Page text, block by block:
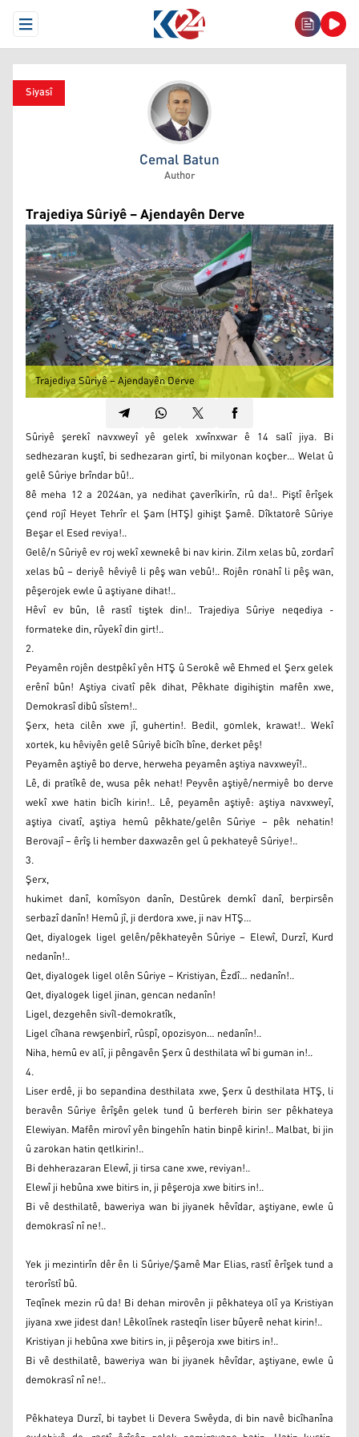
Open Menu
Siyasî
Cemal Batun
Cemal Batun
Author
Trajediya Sûriyê – Ajendayên Derve
Trajediya Sûriyê – Ajendayên Derve
Sûriyê şerekî navxweyî yê gelek xwînxwar ê 14 salî jiya. Bi
sedhezaran kuştî, bi sedhezaran girtî, bi milyonan koçber… Welat û
gelê Sûriye brîndar bû!..
8ê meha 12 a 2024an, ya nedihat çaverîkirîn, rû da!.. Piştî êrîşek
çend rojî Heyet Tehrîr el Şam (HTŞ) gihişt Şamê. Dîktatorê Sûriye
Beşar el Esed reviya!..
Gelê/n Sûriyê ev roj wekî xewnekê bi nav kirin. Zilm xelas bû, zordarî
xelas bû – deriyê hêviyê li pêş wan vebû!.. Rojên ronahî li pêş wan,
pêşerojek ewle û aştiyane dihat!..
Hêvî ev bûn, lê rastî tiştek din!.. Trajediya Sûriye neqediya -
formateke din, rûyekî din girt!..
2.
Peyamên rojên destpêkî yên HTŞ û Serokê wê Ehmed el Şerx gelek
erênî bûn! Aştiya civatî pêk dihat, Pêkhate digihiştin mafên xwe,
Demokrasî dibû sîstem!..
Şerx, heta cilên xwe jî, guhertin!. Bedil, gomlek, krawat!.. Wekî
xortek, ku hêviyên gelê Sûriyê bicîh bîne, derket pêş!
Peyamên aştiyê bo derve, herweha peyamên aştiya navxweyî!..
Lê, di pratîkê de, wusa pêk nehat! Peyvên aştiyê/nermiyê bo derve
wekî xwe hatin bicîh kirin!.. Lê, peyamên aştiyê: aştiya navxweyî,
aştiya civatî, aştiya hemû pêkhate/gelên Sûriye – pêk nehatin!
Berovajî – êrîş li hember daxwazên gel û pekhateyê Sûriye!..
3.
Şerx,
hukimet danî, komîsyon danîn, Destûrek demkî danî, berpirsên
serbazî danîn! Hemû jî, ji derdora xwe, ji nav HTŞ…
Qet, diyalogek ligel gelên/pêkhateyên Sûriye – Elewî, Durzî, Kurd
nedanîn!..
Qet, diyalogek ligel olên Sûriye – Kristiyan, Êzdî… nedanîn!..
Qet, diyalogek ligel jinan, gencan nedanîn!
Ligel, dezgehên sivîl-demokratîk,
Ligel cîhana rewşenbirî, rûspî, opozisyon… nedanîn!..
Niha, hemû ev alî, ji pêngavên Şerx û desthilata wî bi guman in!..
4.
Liser erdê, ji bo sepandina desthilata xwe, Şerx û desthilata HTŞ, li
beravên Sûriye êrîşên gelek tund û berfereh birin ser pêkhateya
Elewiyan. Mafên mirovî yên bingehîn hatin binpê kirin!.. Malbat, bi jin
û zarokan hatin qetlkirin!..
Bi dehherazaran Elewî, ji tirsa cane xwe, reviyan!..
Elewî ji hebûna xwe bitirs in, ji pêşeroja xwe bitirs in!..
Bi vê desthilatê, baweriya wan bi jiyanek hêvîdar, aştiyane, ewle û
demokrasî nî ne!..
Yek ji mezintirîn dêr ên li Sûriye/Şamê Mar Elias, rastî êrîşek tund a
terorîstî bû.
Teqînek mezin rû da! Bi dehan mirovên ji pêkhateya olî ya Kristiyan
jiyana xwe jidest dan! Lêkolînek rasteqîn liser bûyerê nehat kirin!..
Kristiyan ji hebûna xwe bitirs in, ji pêşeroja xwe bitirs in!..
Bi vê desthilatê, baweriya wan bi jiyanek hêvîdar, aştiyane, ewle û
demokrasî nî ne!..
Pêkhateya Durzî, bi taybet li Devera Swêyda, di bin navê bicîhanîna